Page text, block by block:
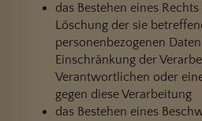
das Bestehen eines
Löschung der sie
personenbezogenen
Einschränkung der
Verantwortlichen oder
gegen diese Verarbeitung
das Bestehen eines